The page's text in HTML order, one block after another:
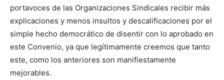
portavoces de las Organizaciones Sindicales recibir más
explicaciones y menos insultos y descalificaciones por el
simple hecho democrático de disentir con lo aprobado en
este Convenio, ya que legítimamente creemos que tanto
este, como los anteriores son manifiestamente
mejorables.